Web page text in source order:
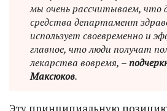
мы очень рассчитываем, что
средства департамент
использует своевременно и
главное, что люди получат
лекарства вовремя, –
Максюков.
Эту принципиальную